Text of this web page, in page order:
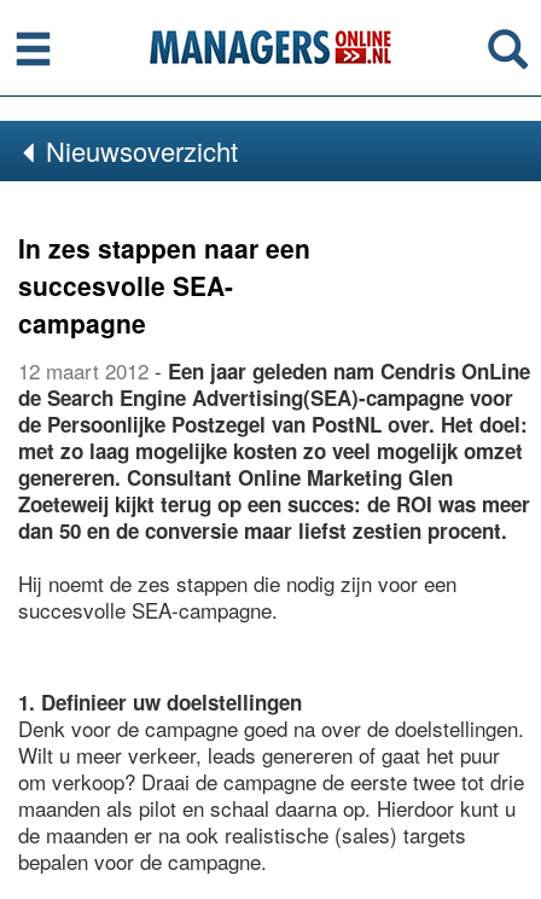
Menu
Nieuwsoverzicht
In zes stappen naar een
succesvolle SEA-
campagne
12 maart 2012 - Een jaar geleden nam Cendris OnLine
de Search Engine Advertising(SEA)-campagne voor
de Persoonlijke Postzegel van PostNL over. Het doel:
met zo laag mogelijke kosten zo veel mogelijk omzet
genereren. Consultant Online Marketing Glen
Zoeteweij kijkt terug op een succes: de ROI was meer
dan 50 en de conversie maar liefst zestien procent.
Hij noemt de zes stappen die nodig zijn voor een
succesvolle SEA-campagne.
1. Definieer uw doelstellingen
Denk voor de campagne goed na over de doelstellingen.
Wilt u meer verkeer, leads genereren of gaat het puur
om verkoop? Draai de campagne de eerste twee tot drie
maanden als pilot en schaal daarna op. Hierdoor kunt u
de maanden er na ook realistische (sales) targets
bepalen voor de campagne.